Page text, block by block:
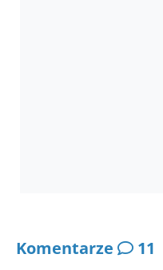
Komentarze 11